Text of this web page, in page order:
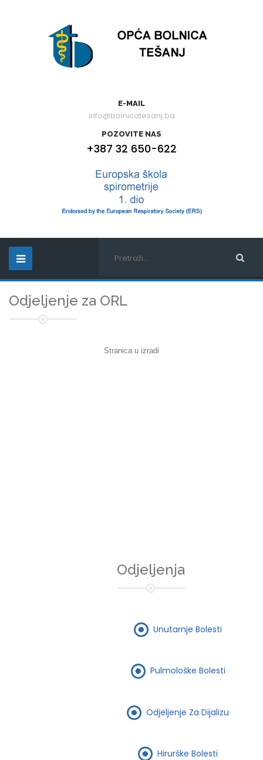
E-MAIL
info@bolnicatesanj.ba
POZOVITE NAS
+387 32 650-622
Odjeljenje za ORL
Stranica u izradi
Odjeljenja
Unutarnje Bolesti
Pulmološke Bolesti
Odjeljenje Za Dijalizu
Hirurške Bolesti